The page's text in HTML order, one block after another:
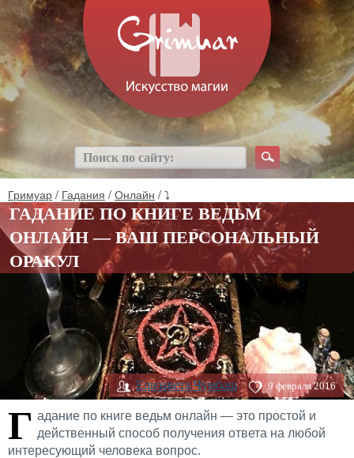
Гримуар / Гадания / Онлайн / ⤵
ГАДАНИЕ ПО КНИГЕ ВЕДЬМ
ОНЛАЙН — ВАШ ПЕРСОНАЛЬНЫЙ
ОРАКУЛ
Елизавета Чумбаш 9 февраля 2016
Г адание по книге ведьм онлайн — это простой и
действенный способ получения ответа на любой
интересующий человека вопрос.